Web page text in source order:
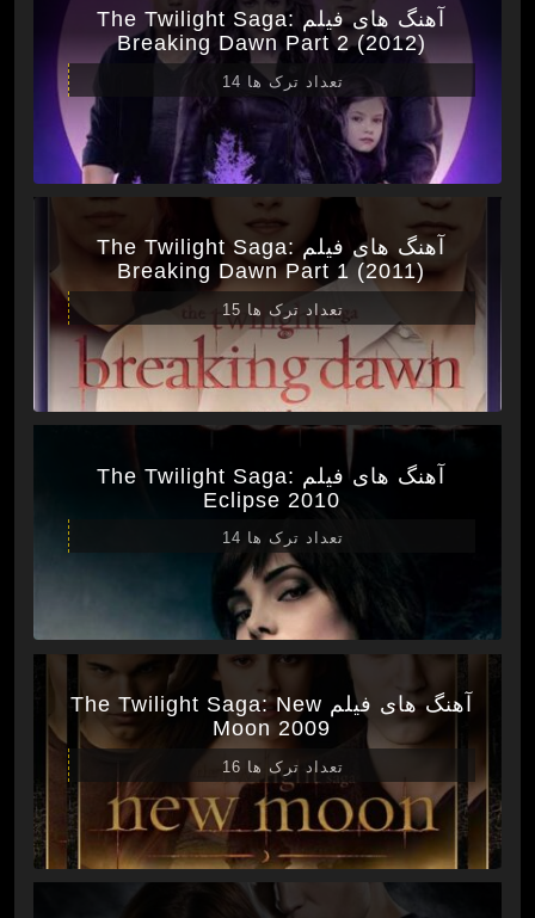
آهنگ های فیلم The Twilight Saga:
Breaking Dawn Part 2 (2012)
تعداد ترک ها 14
آهنگ های فیلم The Twilight Saga:
Breaking Dawn Part 1 (2011)
تعداد ترک ها 15
آهنگ های فیلم The Twilight Saga:
Eclipse 2010
تعداد ترک ها 14
آهنگ های فیلم The Twilight Saga: New
Moon 2009
تعداد ترک ها 16